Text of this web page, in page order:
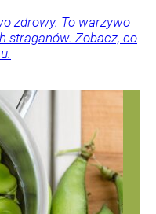
zdrowy. To warzywo
straganów. Zobacz, co